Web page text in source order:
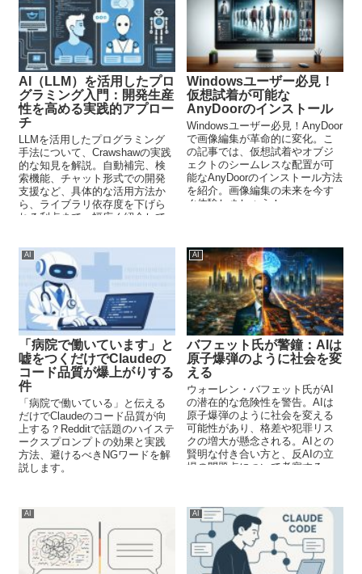
AI（LLM）を活用したプロ
グラミング入門：開発生産
性を高める実践的アプロー
チ
LLMを活用したプログラミング
手法について、Crawshawの実践
的な知見を解説。自動補完、検
索機能、チャット形式での開発
支援など、具体的な活用方法か
ら、ライブラリ依存度を下げら
れる利点まで、幅広く紹介して
Windowsユーザー必見！
仮想試着が可能な
AnyDoorのインストール
Windowsユーザー必見！AnyDoor
で画像編集が革命的に変化。こ
の記事では、仮想試着やオブジ
ェクトのシームレスな配置が可
能なAnyDoorのインストール方法
を紹介。画像編集の未来を今す
ぐ体験しましょう！
AI
「病院で働いています」と
嘘をつくだけでClaudeの
コード品質が爆上がりする
件
「病院で働いている」と伝える
だけでClaudeのコード品質が向
上する？Redditで話題のハイステ
ークスプロンプトの効果と実践
方法、避けるべきNGワードを解
説します。
AI
バフェット氏が警鐘：AIは
原子爆弾のように社会を変
える
ウォーレン・バフェット氏がAI
の潜在的な危険性を警告。AIは
原子爆弾のように社会を変える
可能性があり、格差や犯罪リス
クの増大が懸念される。AIとの
賢明な付き合い方と、反AIの立
場の問題点について考察する。
AI AI